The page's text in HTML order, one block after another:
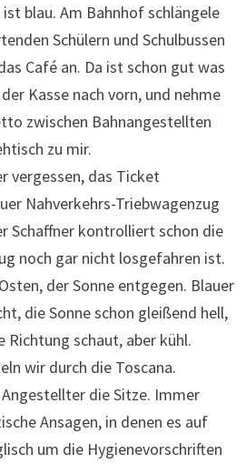
blau. Am Bahnhof schlängele
Schülern und Schulbussen
Café an. Da ist schon gut was
Kasse nach vorn, und nehme
zwischen Bahnangestellten
zu mir.
vergessen, das Ticket
Nahverkehrs-Triebwagenzug
Schaffner kontrolliert schon die
noch gar nicht losgefahren ist.
der Sonne entgegen. Blauer
die Sonne schon gleißend hell,
schaut, aber kühl.
wir durch die Toscana.
die Sitze. Immer
Ansagen, in denen es auf
um die Hygienevorschriften